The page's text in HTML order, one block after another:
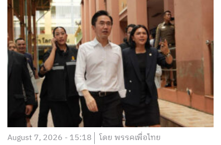
August 7, 2026 - 15:18 โดย พรรคเพื่อไทย